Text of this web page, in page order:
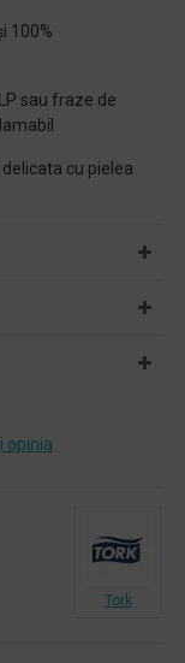
100%
sau fraze de
cu pielea.
opinia
Tork